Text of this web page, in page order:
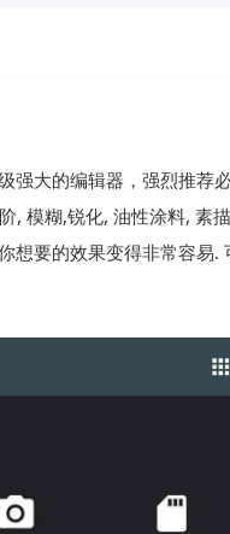
强大的编辑器，强烈推
, 模糊,锐化, 油性涂料, 素
想要的效果变得非常容易.